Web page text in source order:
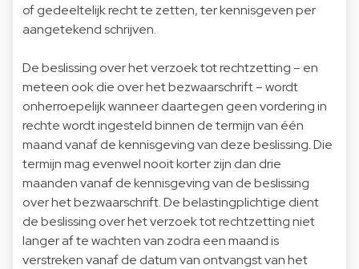
of gedeeltelijk recht te zetten, ter kennisgeven per
aangetekend schrijven.
De beslissing over het verzoek tot rechtzetting – en
meteen ook die over het bezwaarschrift – wordt
onherroepelijk wanneer daartegen geen vordering in
rechte wordt ingesteld binnen de termijn van één
maand vanaf de kennisgeving van deze beslissing. Die
termijn mag evenwel nooit korter zijn dan drie
maanden vanaf de kennisgeving van de beslissing
over het bezwaarschrift. De belastingplichtige dient
de beslissing over het verzoek tot rechtzetting niet
langer af te wachten van zodra een maand is
verstreken vanaf de datum van ontvangst van het